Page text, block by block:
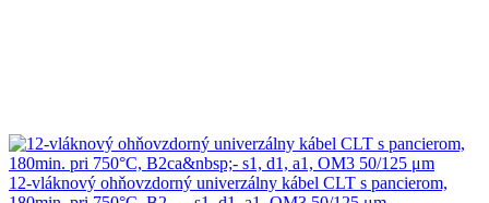
12-vláknový ohňovzdorný univerzálny kábel CLT s pancierom,